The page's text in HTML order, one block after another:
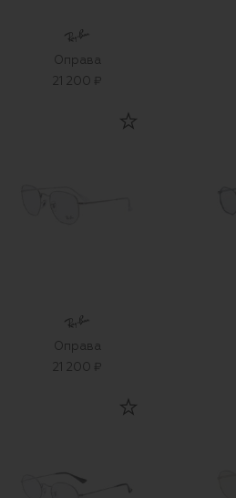
Оправа
21 200 ₽
Оправа
21 200 ₽